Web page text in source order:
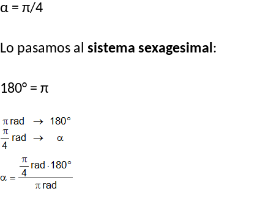
α = π/4
Lo pasamos al sistema sexagesimal:
180° = π